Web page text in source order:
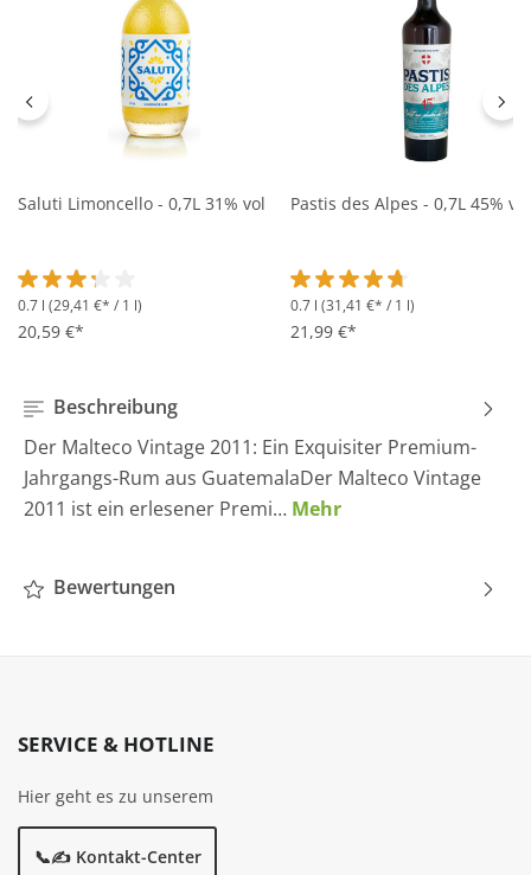
Saluti Limoncello - 0,7L 31% vol
Durchschnittliche Bewertung von 3.2 von 5 Sternen
0.7 l (29,41 €* / 1 l)
20,59 €*
Pastis des Alpes - 0,7L 45% vol
Durchschnittliche
0.7 l (31,41 €* / 1 l)
21,99 €*
Beschreibung
Der Malteco Vintage 2011: Ein Exquisiter Premium-
Jahrgangs-Rum aus GuatemalaDer Malteco Vintage
2011 ist ein erlesener Premi… Mehr
Bewertungen
SERVICE & HOTLINE
Hier geht es zu unserem
📞✍️ Kontakt-Center